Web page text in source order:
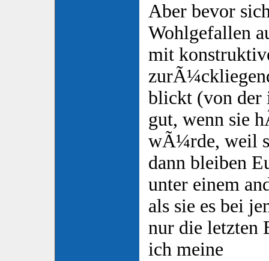
Aber bevor
Wohlgefallen
mit
blickt (von der
gut, wenn sie
wÃ¼rde, weil
dann bleiben
unter einem
als sie es bei
nur die letzten
ich meine